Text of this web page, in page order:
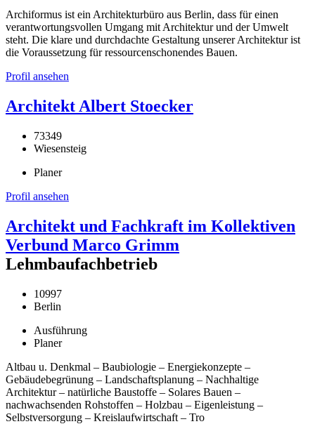
Archiformus ist ein Architekturbüro aus Berlin, dass für einen
verantwortungsvollen Umgang mit Architektur und der Umwelt
steht. Die klare und durchdachte Gestaltung unserer Architektur ist
die Voraussetzung für ressourcenschonendes Bauen.
Profil ansehen
Architekt Albert Stoecker
73349
Wiesensteig
Planer
Profil ansehen
Architekt und Fachkraft im Kollektiven
Verbund Marco Grimm
Lehmbaufachbetrieb
10997
Berlin
Ausführung
Planer
Altbau u. Denkmal – Baubiologie – Energiekonzepte –
Gebäudebegrünung – Landschaftsplanung – Nachhaltige
Architektur – natürliche Baustoffe – Solares Bauen –
nachwachsenden Rohstoffen – Holzbau – Eigenleistung –
Selbstversorgung – Kreislaufwirtschaft – Tro